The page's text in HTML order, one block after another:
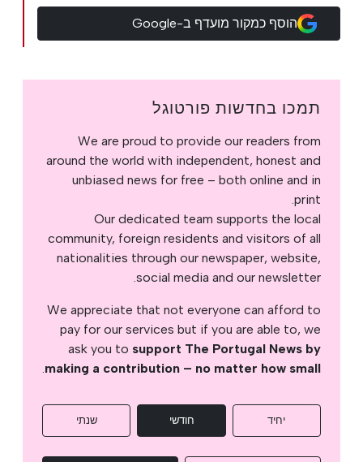
הוסף כמקור מועדף ב-Google
תמכו בחדשות פורטוגל
We are proud to provide our readers from
around the world with independent, honest and
unbiased news for free – both online and in
print.
Our dedicated team supports the local
community, foreign residents and visitors of all
nationalities through our newspaper, website,
social media and our newsletter.
We appreciate that not everyone can afford to
pay for our services but if you are able to, we
ask you to support The Portugal News by
making a contribution – no matter how small
.
יחיד חודשי שנתי